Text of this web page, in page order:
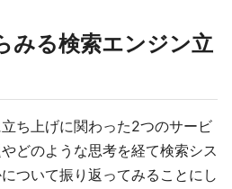
みる検索エンジン立
ち上げに関わった2つのサービ
どのような思考を経て検索シス
ついて振り返ってみることにし